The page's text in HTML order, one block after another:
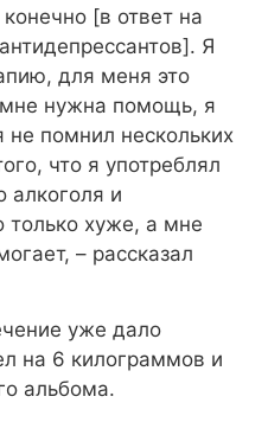
[в ответ на
Я
для меня это
мне нужна помощь, я
не помнил нескольких
что я употреблял
алкоголя и
только хуже, а мне
– рассказал
уже дало
на 6 килограммов и
альбома.